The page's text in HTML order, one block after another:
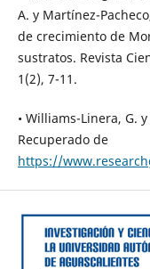
A. y Martínez-
de crecimiento de
sustratos. Revista
1(2), 7-11.
• Williams-Linera, G.
Recuperado de
https://